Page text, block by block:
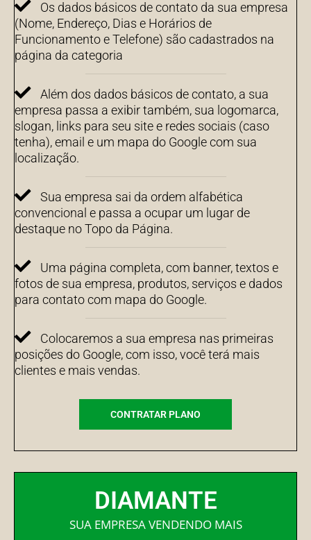
Os dados básicos de contato da sua empresa
(Nome, Endereço, Dias e Horários de
Funcionamento e Telefone) são cadastrados na
página da categoria
Além dos dados básicos de contato, a sua
empresa passa a exibir também, sua logomarca,
slogan, links para seu site e redes sociais (caso
tenha), email e um mapa do Google com sua
localização.
Sua empresa sai da ordem alfabética
convencional e passa a ocupar um lugar de
destaque no Topo da Página.
Uma página completa, com banner, textos e
fotos de sua empresa, produtos, serviços e dados
para contato com mapa do Google.
Colocaremos a sua empresa nas primeiras
posições do Google, com isso, você terá mais
clientes e mais vendas.
CONTRATAR PLANO
DIAMANTE
SUA EMPRESA VENDENDO MAIS